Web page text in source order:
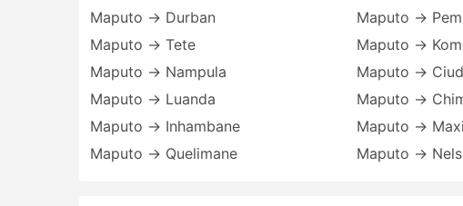
Maputo → Durban
Maputo → Tete
Maputo → Nampula
Maputo → Luanda
Maputo → Inhambane
Maputo → Quelimane
Maputo →
Maputo →
Maputo →
Maputo →
Maputo →
Maputo →